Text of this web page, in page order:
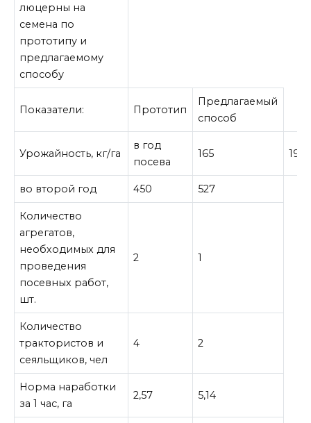
люцерны на
семена по
прототипу и
предлагаемому
способу
Показатели: Прототип
Предлагаемый
способ
Урожайность, кг/га
в год
посева
165 195
во второй год 450 527
Количество
агрегатов,
необходимых для
проведения
посевных работ,
шт.
2 1
Количество
трактористов и
сеяльщиков, чел
4 2
Норма наработки
за 1 час, га
2,57 5,14